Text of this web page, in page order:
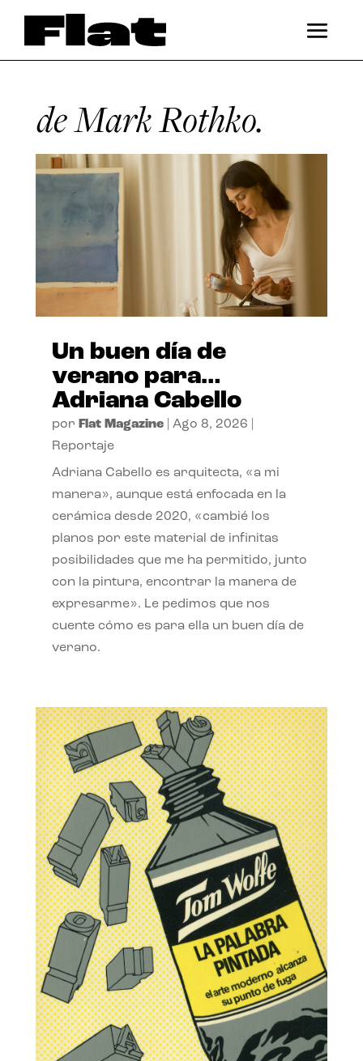
de Mark Rothko.
Un buen día de
verano para…
Adriana Cabello
por Flat Magazine| Ago 8, 2026
Reportaje
Adriana Cabello es arquitecta, «a mi
manera», aunque está enfocada en la
cerámica desde 2020, «cambié los
planos por este material de infinitas
posibilidades que me ha permitido, junto
con la pintura, encontrar la manera de
expresarme». Le pedimos que nos
cuente cómo es para ella un buen día de
verano.